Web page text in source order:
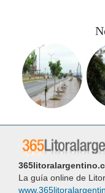
La guía online de